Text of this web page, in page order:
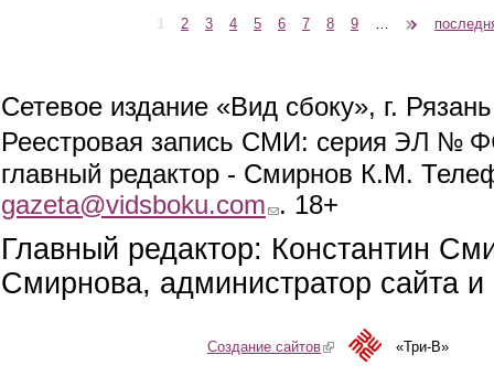
1 2 3 4 5 6 7 8 9
Сетевое издание «Вид сбоку», г.
Реестровая запись СМИ: серия ЭЛ №
главный редактор - Смирнов К.М.
gazeta@vidsboku.com (link sends e-mail)
. 18+
Главный редактор: Константин
Смирнова, администратор сайта
Создание сайтов(link is external)«Три-В»